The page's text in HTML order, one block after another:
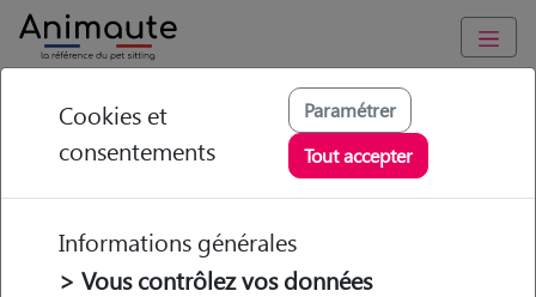
Animaute Bourgogne-Franche-Comte /Saône-et-Loire
Gwendoline -
Petsitter à ST AUBIN
SUR LOIRE
Cookies et
consentements
Paramétrer
Tout accepter
Informations générales
> Vous contrôlez vos données